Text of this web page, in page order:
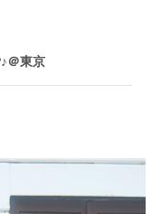
＠東京